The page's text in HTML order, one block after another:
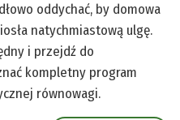
oddychać, by domowa
natychmiastową ulgę.
i przejdź do
kompletny program
równowagi.